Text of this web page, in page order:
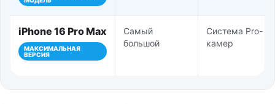
iPhone 16 Pro Max
МАКСИМАЛЬНАЯ
ВЕРСИЯ
Самый
большой
Система Pro-
камер